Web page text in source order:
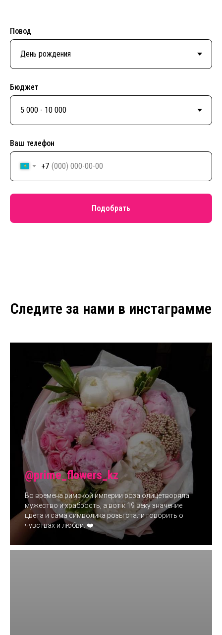
Повод
Бюджет
Ваш телефон
+7
Подобрать
Следите за нами в инстаграмме
@prime_flowers_kz
Во времена римской империи роза олицетворяла
мужество и храбрость, а вот к 19 веку значение
цвета и сама символика розы стали говорить о
чувствах и любви. ❤️